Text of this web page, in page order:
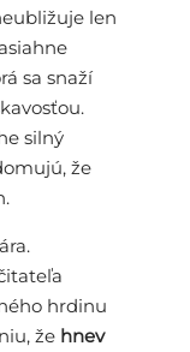
len
sa snaží
silný
že
hrdinu
že hnev